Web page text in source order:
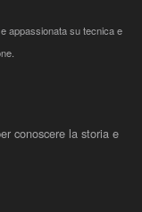
appassionata su tecnica e
conoscere la storia e